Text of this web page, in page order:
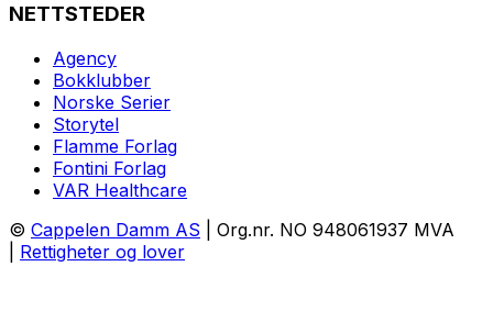
NETTSTEDER
Agency
Bokklubber
Norske Serier
Storytel
Flamme Forlag
Fontini Forlag
VAR Healthcare
© Cappelen Damm AS | Org.nr. NO 948061937 MVA
Rettigheter og lover